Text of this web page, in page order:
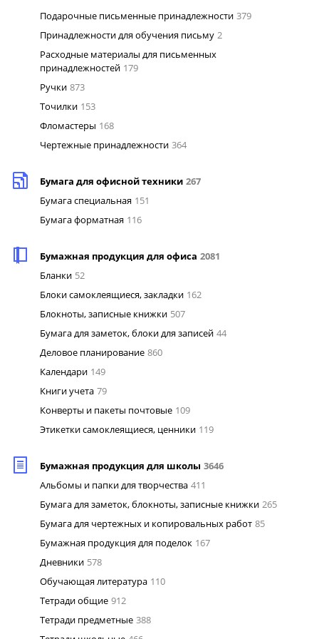
Подарочные письменные принадлежности 379
Принадлежности для обучения письму 2
Расходные материалы для письменных
принадлежностей 179
Ручки 873
Точилки 153
Фломастеры 168
Чертежные принадлежности 364
Бумага для офисной техники 267
Бумага специальная 151
Бумага форматная 116
Бумажная продукция для офиса 2081
Бланки 52
Блоки самоклеящиеся, закладки 162
Блокноты, записные книжки 507
Бумага для заметок, блоки для записей 44
Деловое планирование 860
Календари 149
Книги учета 79
Конверты и пакеты почтовые 109
Этикетки самоклеящиеся, ценники 119
Бумажная продукция для школы 3646
Альбомы и папки для творчества 411
Бумага для заметок, блокноты, записные книжки 265
Бумага для чертежных и копировальных работ 85
Бумажная продукция для поделок 167
Дневники 578
Обучающая литература 110
Тетради общие 912
Тетради предметные 388